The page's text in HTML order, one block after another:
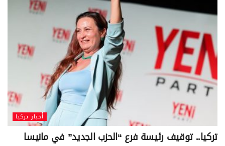
أخبار تركيا
تركيا.. توقيف رئيسة فرع “الحزب الجديد” في مانيسا